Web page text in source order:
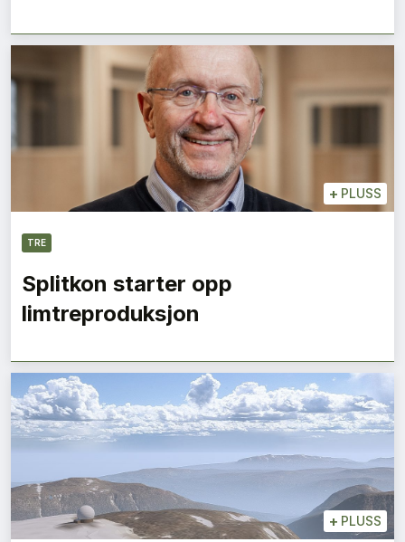
+ PLUSS
TRE
Splitkon starter opp
limtreproduksjon
+ PLUSS